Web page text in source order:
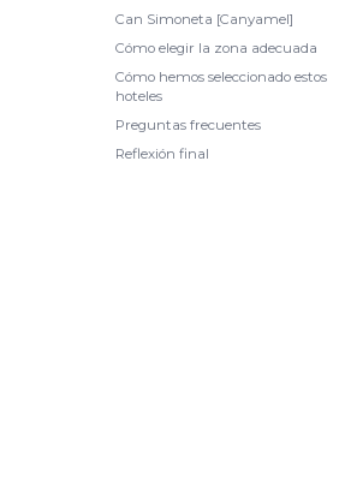
Can Simoneta [Canyamel]
Cómo elegir la zona adecuada
Cómo hemos seleccionado estos
hoteles
Preguntas frecuentes
Reflexión final